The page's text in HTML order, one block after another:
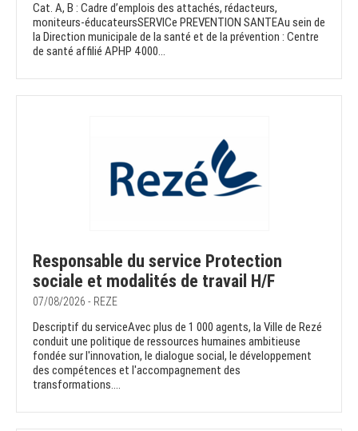
Cat. A, B : Cadre d’emplois des attachés, rédacteurs,
moniteurs-éducateursSERVICe PREVENTION SANTEAu sein de
la Direction municipale de la santé et de la prévention : Centre
de santé affilié APHP 4000...
Responsable du service Protection
sociale et modalités de travail H/F
07/08/2026 - REZE
Descriptif du serviceAvec plus de 1 000 agents, la Ville de Rezé
conduit une politique de ressources humaines ambitieuse
fondée sur l'innovation, le dialogue social, le développement
des compétences et l'accompagnement des
transformations....